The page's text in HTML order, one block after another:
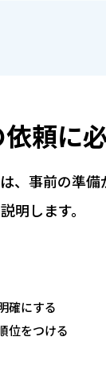
頼に
、事前の準
明します。
確にする
位をつける